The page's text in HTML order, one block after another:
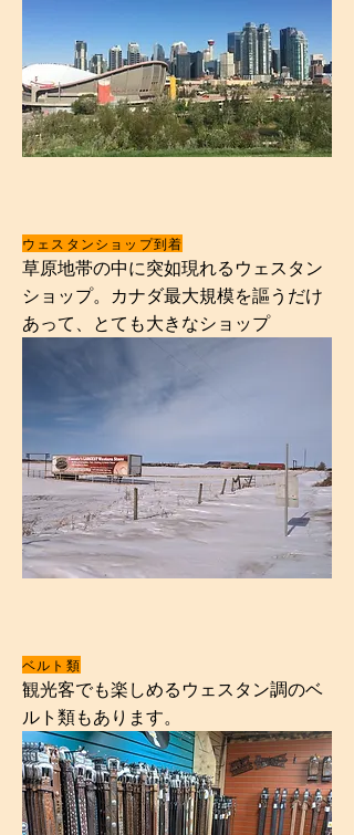
ウェスタンショップ到着
草原地帯の中に突如現れるウェスタン
ショップ。カナダ最大規模を謳うだけ
あって、とても大きなショップ
ベルト類
観光客でも楽しめるウェスタン調のベ
ルト類もあります。